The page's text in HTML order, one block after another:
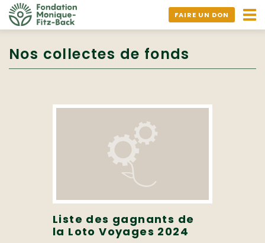
FAIRE UN DON
Nos collectes de fonds
Liste des gagnants de
la Loto Voyages 2024